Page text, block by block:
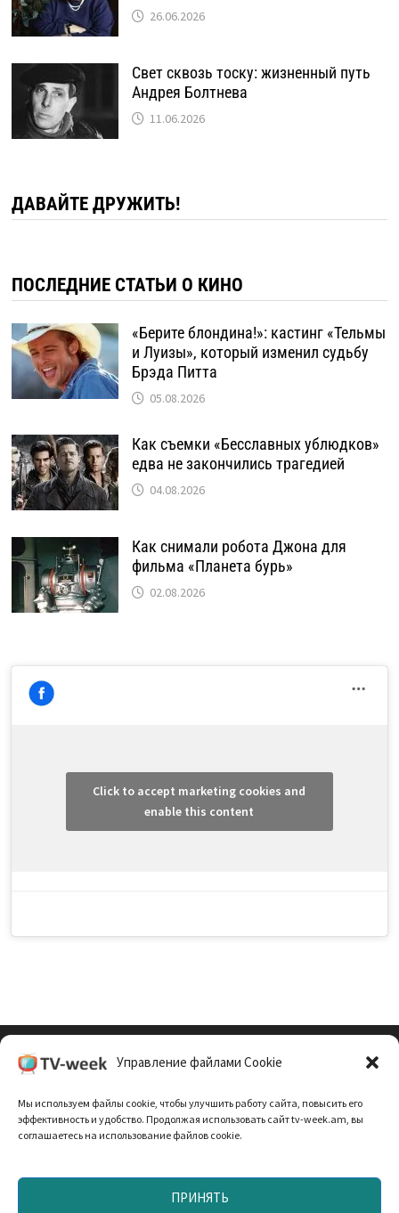
Управление файлами Cookie
Мы используем файлы cookie, чтобы улучшить работу сайта, повысить его
эффективность и удобство. Продолжая использовать сайт tv-week.am, вы
соглашаетесь на использование файлов cookie.
ПРИНЯТЬ
26.06.2026
Свет сквозь тоску: жизненный путь
Андрея Болтнева
11.06.2026
ДАВАЙТЕ ДРУЖИТЬ!
ПОСЛЕДНИЕ СТАТЬИ О КИНО
«Берите блондина!»: кастинг «Тельмы
и Луизы», который изменил судьбу
Брэда Питта
05.08.2026
Как съемки «Бесславных ублюдков»
едва не закончились трагедией
04.08.2026
Как снимали робота Джона для
фильма «Планета бурь»
02.08.2026
Click to accept marketing cookies and
enable this content
Политика Конфиденциальности